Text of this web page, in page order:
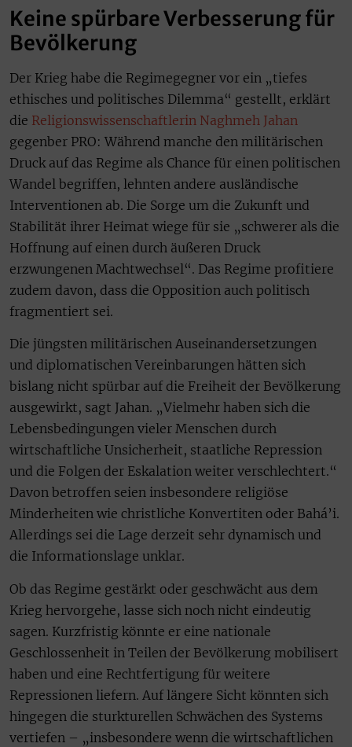
Keine spürbare Verbesserung für
Bevölkerung
Der Krieg habe die Regimegegner vor ein „tiefes
ethisches und politisches Dilemma“ gestellt, erklärt
die Religionswissenschaftlerin Naghmeh Jahan
gegenber PRO: Während manche den militärischen
Druck auf das Regime als Chance für einen politischen
Wandel begriffen, lehnten andere ausländische
Interventionen ab. Die Sorge um die Zukunft und
Stabilität ihrer Heimat wiege für sie „schwerer als die
Hoffnung auf einen durch äußeren Druck
erzwungenen Machtwechsel“. Das Regime profitiere
zudem davon, dass die Opposition auch politisch
fragmentiert sei.
Die jüngsten militärischen Auseinandersetzungen
und diplomatischen Vereinbarungen hätten sich
bislang nicht spürbar auf die Freiheit der Bevölkerung
ausgewirkt, sagt Jahan. „Vielmehr haben sich die
Lebensbedingungen vieler Menschen durch
wirtschaftliche Unsicherheit, staatliche Repression
und die Folgen der Eskalation weiter verschlechtert.“
Davon betroffen seien insbesondere religiöse
Minderheiten wie christliche Konvertiten oder Bahá’i.
Allerdings sei die Lage derzeit sehr dynamisch und
die Informationslage unklar.
Ob das Regime gestärkt oder geschwächt aus dem
Krieg hervorgehe, lasse sich noch nicht eindeutig
sagen. Kurzfristig könnte er eine nationale
Geschlossenheit in Teilen der Bevölkerung mobilisert
haben und eine Rechtfertigung für weitere
Repressionen liefern. Auf längere Sicht könnten sich
hingegen die sturkturellen Schwächen des Systems
vertiefen – „insbesondere wenn die wirtschaftlichen